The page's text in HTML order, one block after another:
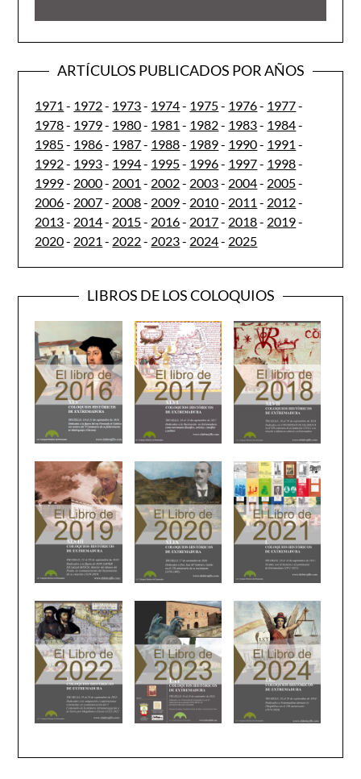
ARTÍCULOS PUBLICADOS POR AÑOS
1971 - 1972- 1973- 1974- 1975- 1976- 1977-
1978- 1979- 1980- 1981 - 1982- 1983- 1984-
1985- 1986- 1987- 1988- 1989- 1990- 1991 -
1992- 1993- 1994- 1995- 1996- 1997- 1998-
1999- 2000- 2001 - 2002- 2003- 2004- 2005-
2006- 2007- 2008- 2009- 2010- 2011 - 2012-
2013- 2014- 2015- 2016- 2017- 2018- 2019-
2020- 2021 - 2022- 2023- 2024- 2025
LIBROS DE LOS COLOQUIOS